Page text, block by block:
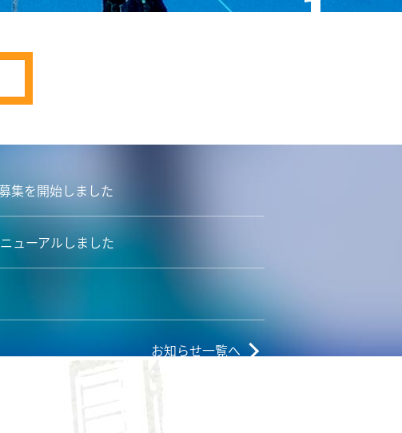
集を開始しました
ューアルしました
お知らせ一覧へ